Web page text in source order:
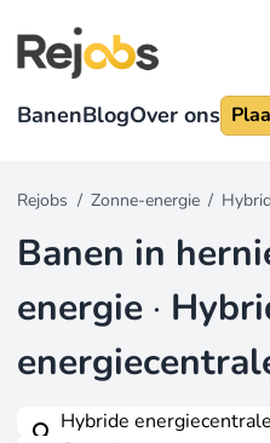
BanenBlogOver ons
Rejobs / Zonne-energie /
Banen in
energie ·